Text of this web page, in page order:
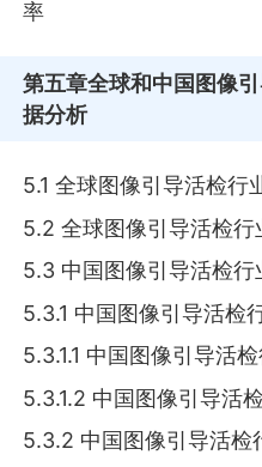
率
第五章全球和中国图像
据分析
5.1 全球图像引导活检行
5.2 全球图像引导活检行
5.3 中国图像引导活检行
5.3.1 中国图像引导活检
5.3.1.1 中国图像引导活
5.3.1.2 中国图像引导活
5.3.2 中国图像引导活检